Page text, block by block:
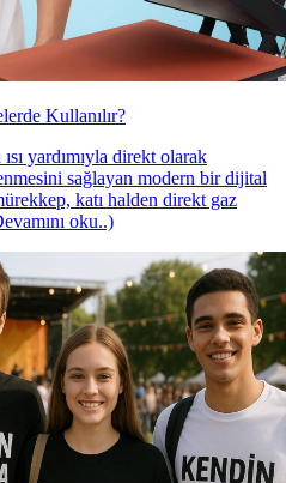
Kullanılır?
yardımıyla direkt olarak
sağlayan modern bir dijital
katı halden direkt gaz
oku..)